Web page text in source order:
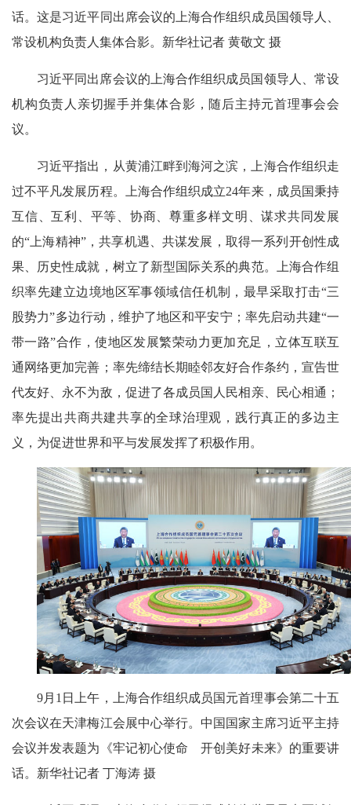
话。这是习近平同出席会议的上海合作组织成员国领导人、
常设机构负责人集体合影。新华社记者 黄敬文 摄
习近平同出席会议的上海合作组织成员国领导人、常设
机构负责人亲切握手并集体合影，随后主持元首理事会会
议。
习近平指出，从黄浦江畔到海河之滨，上海合作组织走
过不平凡发展历程。上海合作组织成立24年来，成员国秉持
互信、互利、平等、协商、尊重多样文明、谋求共同发展
的“上海精神”，共享机遇、共谋发展，取得一系列开创性成
果、历史性成就，树立了新型国际关系的典范。上海合作组
织率先建立边境地区军事领域信任机制，最早采取打击“三
股势力”多边行动，维护了地区和平安宁；率先启动共建“一
带一路”合作，使地区发展繁荣动力更加充足，立体互联互
通网络更加完善；率先缔结长期睦邻友好合作条约，宣告世
代友好、永不为敌，促进了各成员国人民相亲、民心相通；
率先提出共商共建共享的全球治理观，践行真正的多边主
义，为促进世界和平与发展发挥了积极作用。
9月1日上午，上海合作组织成员国元首理事会第二十五
次会议在天津梅江会展中心举行。中国国家主席习近平主持
会议并发表题为《牢记初心使命 开创美好未来》的重要讲
话。新华社记者 丁海涛 摄